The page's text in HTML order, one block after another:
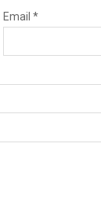
Email *